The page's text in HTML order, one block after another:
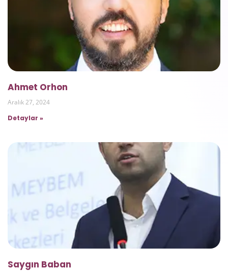
Ahmet Orhon
Aralık 27, 2024
Detaylar »
Saygın Baban